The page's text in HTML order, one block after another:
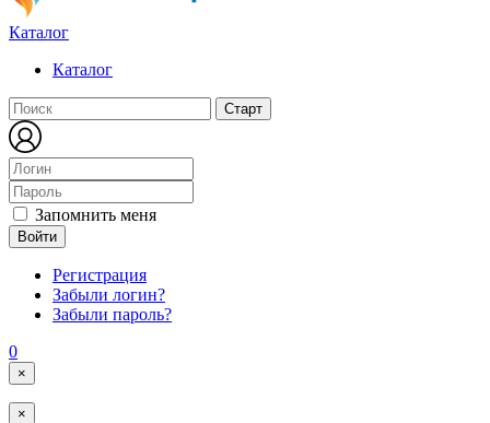
Каталог
Каталог
Запомнить меня
Войти
Регистрация
Забыли логин?
Забыли пароль?
0
×
×